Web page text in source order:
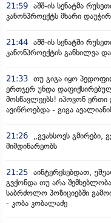
21:59 აშშ-ის სენატმა
კანონპროექტს მხარი
21:44 აშშ-ის სენატში
კანონპროექტის განხილვა
21:33 თუ გიგა იყო
ერთჯერ უნდა
მოსწავლეებს! იპოვონ ერთი
ავიწროებდა - გიგა
21:26
„გვახსოვს
მიმდინარეობს
21:25 აინტერესებდათ,
გვქონდა თუ არა
საბრძოლო პოზიციებში
- კობა კობალაძე